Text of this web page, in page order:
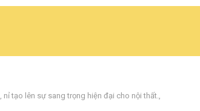
, nỉ tạo lên sự sang trọng hiện đại cho nội thất.,